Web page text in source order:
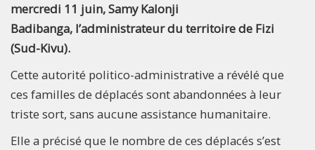
mercredi 11 juin, Samy Kalonji
Badibanga, l’administrateur du territoire de Fizi
(Sud-Kivu).
Cette autorité politico-administrative a révélé que
ces familles de déplacés sont abandonnées à leur
triste sort, sans aucune assistance humanitaire.
Elle a précisé que le nombre de ces déplacés s’est